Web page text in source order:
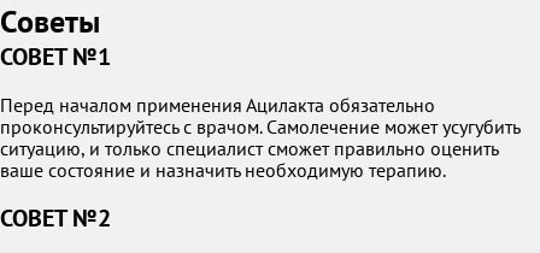
Советы
СОВЕТ №1
Перед началом применения Ацилакта обязательно
проконсультируйтесь с врачом. Самолечение может усугубить
ситуацию, и только специалист сможет правильно оценить
ваше состояние и назначить необходимую терапию.
СОВЕТ №2